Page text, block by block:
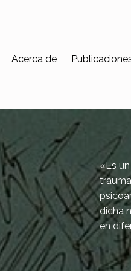
Acerca de
«Es
dicha
en